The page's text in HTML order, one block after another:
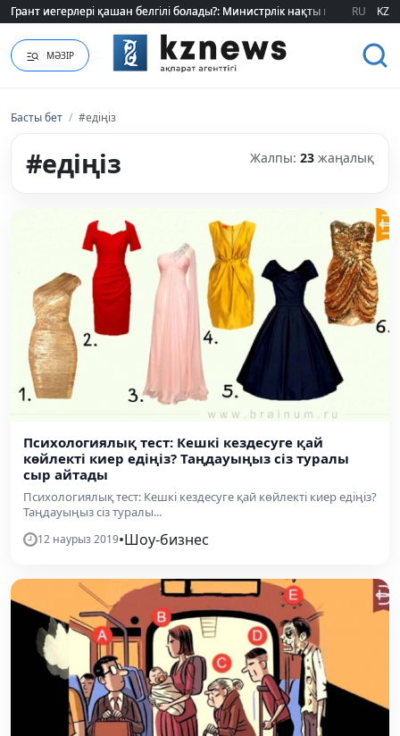
Өзіміздің өндіріс шикізат шынжырын үзе ала ма?
RU KZ
МӘЗІР
Басты бет / #едіңіз
#едіңіз Жалпы: 23 жаңалық
Психологиялық тест: Кешкі кездесуге қай
көйлекті киер едіңіз? Таңдауыңыз сіз туралы
сыр айтады
Психологиялық тест: Кешкі кездесуге қай көйлекті киер едіңіз?
Таңдауыңыз сіз туралы...
12 наурыз 2019•Шоу-бизнес